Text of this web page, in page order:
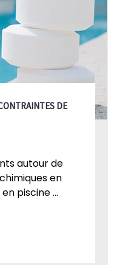
DE
autour de
en
piscine ...